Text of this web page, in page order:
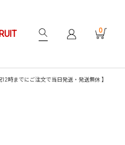
0
12時までにご注文で当日発送・発送無休 】